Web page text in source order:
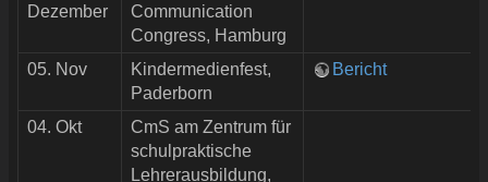
Dezember
Communication
Congress, Hamburg
05. Nov
Kindermedienfest,
Paderborn
Bericht
04. Okt
CmS am Zentrum für
schulpraktische
Lehrerausbildung,